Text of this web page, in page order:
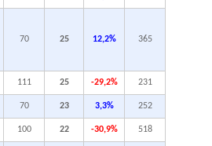
70 25 12,2% 365
111 25 -29,2% 231
70 23 3,3% 252
100 22 -30,9% 518